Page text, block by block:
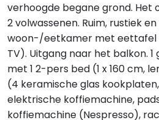
verhoogde begane grond. Het
2 volwassenen. Ruim, rustiek
woon-/eetkamer met eettafel
TV). Uitgang naar het balkon.
met 1 2-pers bed (1 x 160 cm,
(4 keramische glas
elektrische koffiemachine,
koffiemachine (Nespresso),